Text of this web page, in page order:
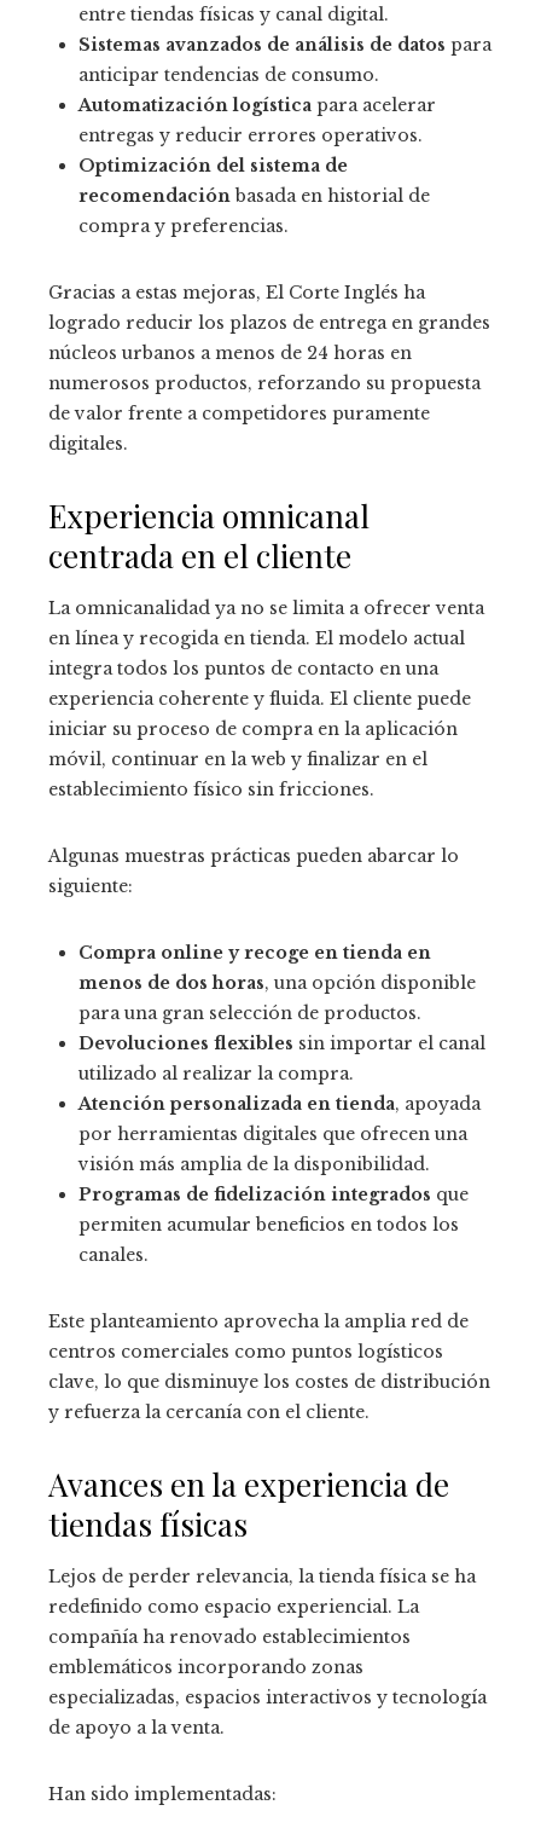
entre tiendas físicas y canal digital.
Sistemas avanzados de análisis de datos para
anticipar tendencias de consumo.
Automatización logística para acelerar
entregas y reducir errores operativos.
Optimización del sistema de
recomendación basada en historial de
compra y preferencias.
Gracias a estas mejoras, El Corte Inglés ha
logrado reducir los plazos de entrega en grandes
núcleos urbanos a menos de 24 horas en
numerosos productos, reforzando su propuesta
de valor frente a competidores puramente
digitales.
Experiencia omnicanal
centrada en el cliente
La omnicanalidad ya no se limita a ofrecer venta
en línea y recogida en tienda. El modelo actual
integra todos los puntos de contacto en una
experiencia coherente y fluida. El cliente puede
iniciar su proceso de compra en la aplicación
móvil, continuar en la web y finalizar en el
establecimiento físico sin fricciones.
Algunas muestras prácticas pueden abarcar lo
siguiente:
Compra online y recoge en tienda en
menos de dos horas, una opción disponible
para una gran selección de productos.
Devoluciones flexibles sin importar el canal
utilizado al realizar la compra.
Atención personalizada en tienda, apoyada
por herramientas digitales que ofrecen una
visión más amplia de la disponibilidad.
Programas de fidelización integrados que
permiten acumular beneficios en todos los
canales.
Este planteamiento aprovecha la amplia red de
centros comerciales como puntos logísticos
clave, lo que disminuye los costes de distribución
y refuerza la cercanía con el cliente.
Avances en la experiencia de
tiendas físicas
Lejos de perder relevancia, la tienda física se ha
redefinido como espacio experiencial. La
compañía ha renovado establecimientos
emblemáticos incorporando zonas
especializadas, espacios interactivos y tecnología
de apoyo a la venta.
Han sido implementadas: